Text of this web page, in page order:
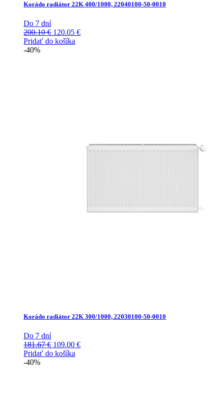
Korádo radiátor 22K 400/1000, 22040100-50-0010
Do 7 dní
200.10€ Pôvodná
cena
120.05 €Aktuálna
Pridať do košíka
-40%
Korádo radiátor 22K 300/1000, 22030100-50-0010
Do 7 dní
181.67€ Pôvodná
cena
109.00 €Aktuálna
Pridať do košíka
-40%